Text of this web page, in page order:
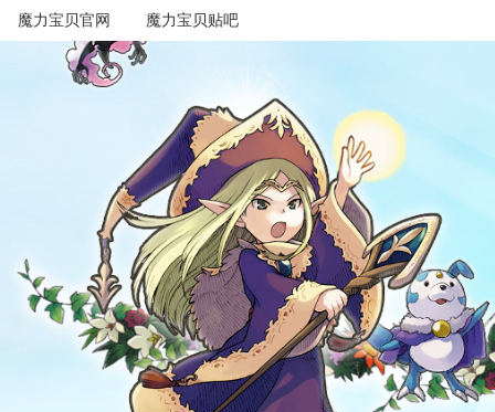
魔力宝贝官网 魔力宝贝贴吧